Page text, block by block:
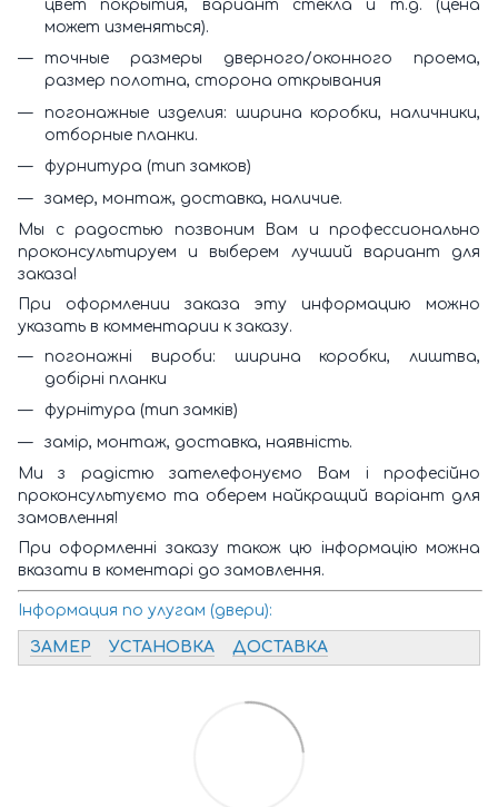
цвет покрытия, вариант стекла и т.д. (цена
может изменяться).
точные размеры дверного/оконного проема,
размер полотна, сторона открывания
погонажные изделия: ширина коробки, наличники,
отборные планки.
фурнитура (тип замков)
замер, монтаж, доставка, наличие.
Мы с радостью позвоним Вам и профессионально
проконсультируем и выберем лучший вариант для
заказа!
При оформлении заказа эту информацию можно
указать в комментарии к заказу.
погонажні вироби: ширина коробки, лиштва,
добірні планки
фурнітура (тип замків)
замір, монтаж, доставка, наявність.
Ми з радістю зателефонуємо Вам і професійно
проконсультуємо та оберем найкращий варіант для
замовлення!
При оформленні заказу також цю інформацію можна
вказати в коментарі до замовлення.
Інформация по улугам (двери):
ЗАМЕР УСТАНОВКА ДОСТАВКА